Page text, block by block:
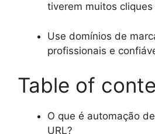
tiverem muitos
Use domínios de
profissionais e
Table of
O que é automação
URL?